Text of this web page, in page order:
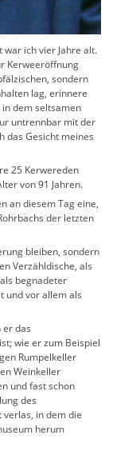
ich vier Jahre alt.
Kerweeröffnung
sondern
lag, erinnere
dem seltsamen
untrennbar mit der
das Gesicht meines
25 Kerwereden
von 91 Jahren.
an diesem Tag eine,
der letzten
bleiben, sondern
Verzähldische, als
begnadeter
und vor allem als
er das
wie er zum Beispiel
Rumpelkeller
Weinkeller
und fast schon
des
in dem die
herum